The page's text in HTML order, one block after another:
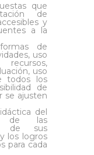
que
de
y
a la
de
uso
uso
todos los
de
se ajusten
del
de las
de sus
los logros
para cada